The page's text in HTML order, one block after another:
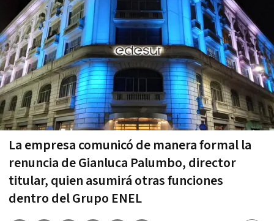
La empresa comunicó de manera formal la
renuncia de Gianluca Palumbo, director
titular, quien asumirá otras funciones
dentro del Grupo ENEL